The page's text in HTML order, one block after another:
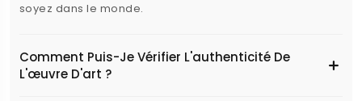
soyez dans le monde.
Comment Puis-Je Vérifier L'authenticité De
L'œuvre D'art ?